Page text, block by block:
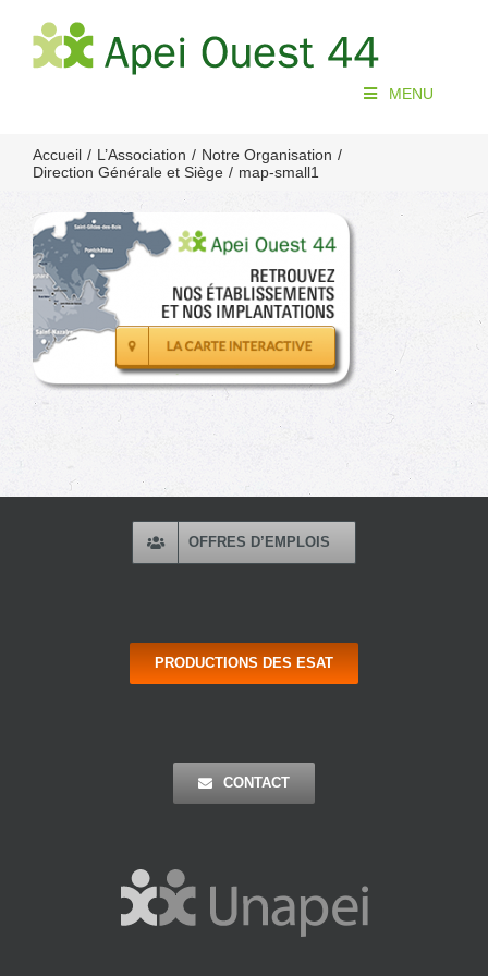
contenu
MENU
Accueil L’Association
Notre Organisation
Direction Générale et Siège
map-small1
OFFRES D’EMPLOIS
PRODUCTIONS DES ESAT
CONTACT